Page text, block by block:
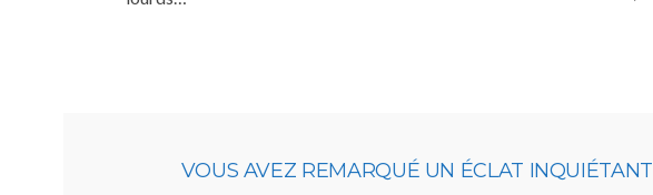
VOUS AVEZ REMARQUÉ UN ÉCLAT